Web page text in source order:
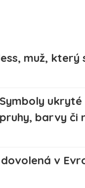
muž,
Symboly
pruhy, barvy či
v